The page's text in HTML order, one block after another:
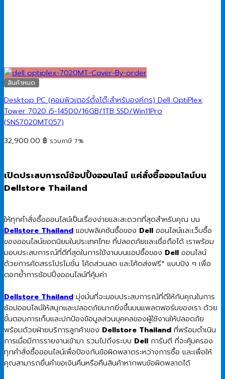
สินค้าหมด
Desktop PC (คอมพิวเตอร์ตั้งโต๊ะสำหรับองค์กร) Dell OptiPlex
Tower 7020 i5-14500/16GB/1TB SSD/Win11Pro
(SNS7020MT057)
32,900.00 ฿ รวมภาษี 7%
เปิดประสบการณ์ช้อปปิ้งออนไลน์ แค่สั่งซื้อออนไลน์บน
Dellstore Thailand
ให้ทุกคำสั่งซื้อออนไลน์เป็นเรื่องง่ายและสะดวกที่สุดสำหรับคุณ บน
Dellstore Thailand แอปพลิเคชันซื้อของ Dell ออนไลน์และเว็บซื้อ
ของออนไลน์ยอดนิยมในประเทศไทย ที่ปลอดภัยและเชื่อถือได้ เราพร้อม
มอบประสบการณ์ที่ดีที่สุดในการใช้งานบนแอปซื้อของ Dell ออนไลน์
ด้วยการคัดสรรโปรโมชั่น โค้ดส่วนลด และโค้ดส่งฟรี* แบบปัง ๆ เพื่อ
ตอกย้ำการช้อปปิ้งออนไลน์ที่คุ้มค่า
Dellstore Thailand มุ่งมั่นที่จะมอบประสบการณ์ที่ดีให้กับคุณในการ
ช้อปออนไลน์ให้สนุกและปลอดภัยมากยิ่งขึ้นบนแพลตฟอร์มของเรา ด้วย
ขั้นตอนการเก็บและปกป้องข้อมูลส่วนบุคคลของผู้ใช้งานให้ปลอดภัย
พร้อมด้วยฝ่ายบริการลูกค้าของ Dellstore Thailand ที่พร้อมดำเนิน
การเมื่อมีการรายงานเข้ามา รวมไปถึงระบบ Dell การันตี ที่จะคุ้มครอง
ทุกคำสั่งซื้อออนไลน์เพื่อป้องกันข้อผิดพลาดระหว่างการซื้อ และเพื่อให้
คุณสามารถยื่นคำขอเงินคืนหรือคืนสินค้าหากพบข้อผิดพลาดได้